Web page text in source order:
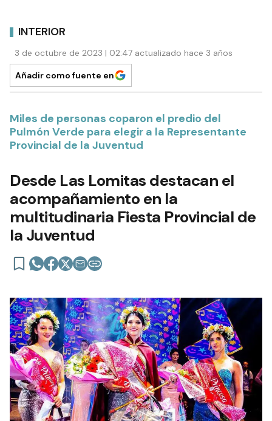
INTERIOR
3 de octubre de 2023 | 02:47 actualizado hace 3 años
Añadir como fuente en
Miles de personas coparon el predio del
Pulmón Verde para elegir a la Representante
Provincial de la Juventud
Desde Las Lomitas destacan el
acompañamiento en la
multitudinaria Fiesta Provincial de
la Juventud